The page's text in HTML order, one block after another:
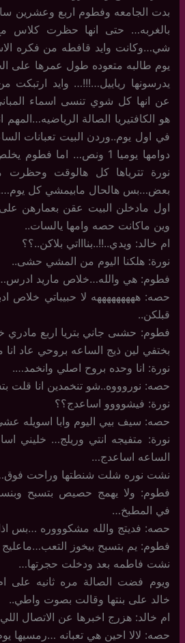
بدت الجامعه وفطوم اربع وعشرين
بالغربه… حتى انها حظرت كلاس
شي…وكانت وايد قافطه من فكره
يوم طالبه متعوده طول عمرها على
يدرسونها رياييل…!!!… وايد ارتبكت
عن انها كل شوي تنسى اسماء
هو الكافتيريا الصالة
نورة تترياها كل هالوقت
بعض…بس هالحال مابيمشي كل
اول مادخلن البيت عقن بعمارهن
وين ماكانت حصه وامها يالسات..
ام خالد: ويدي..!!..بناااتي بلاكن..؟؟
نورة: هلكنا اليوم من المشي حشى..
فطوم: هي والله…خلاص ماريد
حصه: هههههههههه لا حبيباتي خلاص
قبلكن..
فطوم: حشىى جاني بتريا اربع
بختفي لين ذيج الساعه بروحي عاد انا
نورة: انا وحده بروح اصلي وانخمد….
حصه: نوروووه..شو تنخمدين انا قلت
نورة: فيشوووو اساعدج؟؟
حصه: سيف بيي اليوم وابا اسويله
نورة: متفيجه انتي وريلج… خليني
الساعه اساعدج…
نشت نوره شلت شنطتها وراحت
فطوم: ولا يهمج حصيص بتسبح
في المطبخ…
حصه: فديتج والله مشكوووره …بس اذا
فطوم: يم بتسبح بيخوز التعب…ماعليج
نشت فاطمه بعد ودخلت حجرتها…
ويوم فضت الصالة مره ثانيه على
خالد على بنتها وقالت بصوت واطي..
ام خالد: هزرج اخبرها عن الاتصال
حصه: لالا احين هي تعبانه …رمسيها